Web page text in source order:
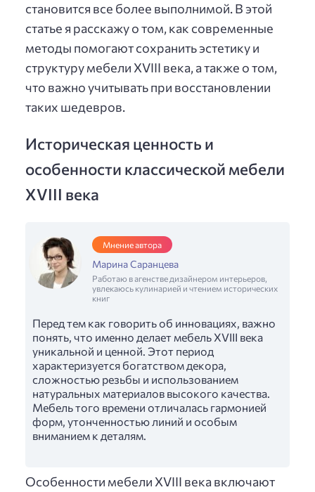
становится все более выполнимой. В этой
статье я расскажу о том, как современные
методы помогают сохранить эстетику и
структуру мебели XVIII века, а также о том,
что важно учитывать при восстановлении
таких шедевров.
Историческая ценность и
особенности классической мебели
XVIII века
Мнение автора
Марина Саранцева
Работаю в агенстве дизайнером интерьеров,
увлекаюсь кулинарией и чтением исторических
книг
Перед тем как говорить об инновациях, важно
понять, что именно делает мебель XVIII века
уникальной и ценной. Этот период
характеризуется богатством декора,
сложностью резьбы и использованием
натуральных материалов высокого качества.
Мебель того времени отличалась гармонией
форм, утонченностью линий и особым
вниманием к деталям.
Особенности мебели XVIII века включают